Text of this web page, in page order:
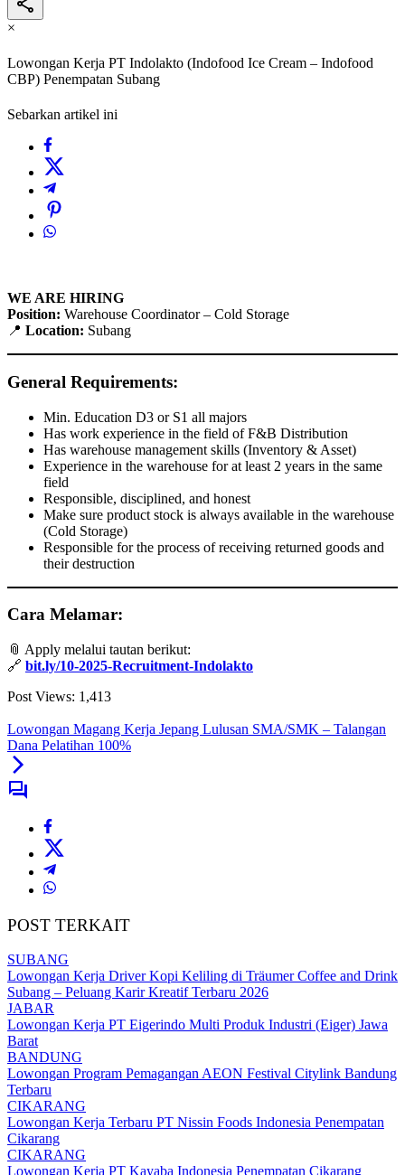
×
Lowongan Kerja PT Indolakto (Indofood Ice Cream – Indofood
CBP) Penempatan Subang
Sebarkan artikel ini
WE ARE HIRING
Position: Warehouse Coordinator – Cold Storage
📍 Location: Subang
General Requirements:
Min. Education D3 or S1 all majors
Has work experience in the field of F&B Distribution
Has warehouse management skills (Inventory & Asset)
Experience in the warehouse for at least 2 years in the same
field
Responsible, disciplined, and honest
Make sure product stock is always available in the warehouse
(Cold Storage)
Responsible for the process of receiving returned goods and
their destruction
Cara Melamar:
📎 Apply melalui tautan berikut:
🔗 bit.ly/10-2025-Recruitment-Indolakto
Post Views: 1,413
Lowongan Magang Kerja Jepang Lulusan SMA/SMK – Talangan
Dana Pelatihan 100%
POST TERKAIT
SUBANG
Lowongan Kerja Driver Kopi Keliling di Träumer Coffee and Drink
Subang – Peluang Karir Kreatif Terbaru 2026
JABAR
Lowongan Kerja PT Eigerindo Multi Produk Industri (Eiger) Jawa
Barat
BANDUNG
Lowongan Program Pemagangan AEON Festival Citylink Bandung
Terbaru
CIKARANG
Lowongan Kerja Terbaru PT Nissin Foods Indonesia Penempatan
Cikarang
CIKARANG
Lowongan Kerja PT Kayaba Indonesia Penempatan Cikarang